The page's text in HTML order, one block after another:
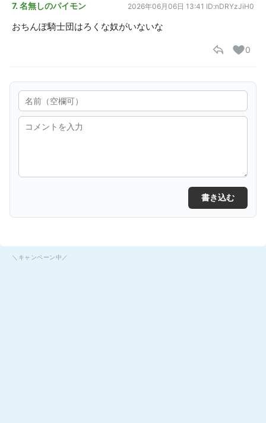
7. 名無しのパイモン 2026年06月06日 13:41 ID:nDRYzJiH0
おちんぽ騎士団はろくな奴がいないな
0
書き込む
＼キャンペーン中／